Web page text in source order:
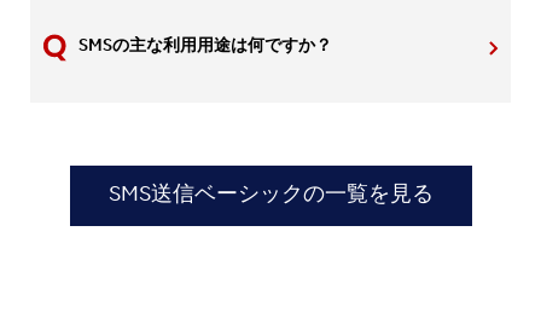
SMSの主な利用用途は何ですか？
SMS送信ベーシックの一覧を見る